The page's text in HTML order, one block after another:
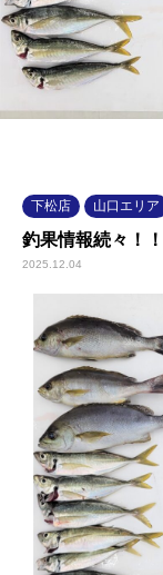
下松店 山口エリア
釣果情報続々！！
2025.12.04